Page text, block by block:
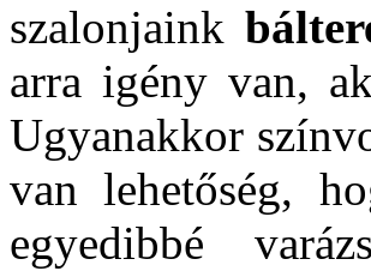
szalonjaink
arra igény van,
Ugyanakkor
van lehetőség,
egyedibbé